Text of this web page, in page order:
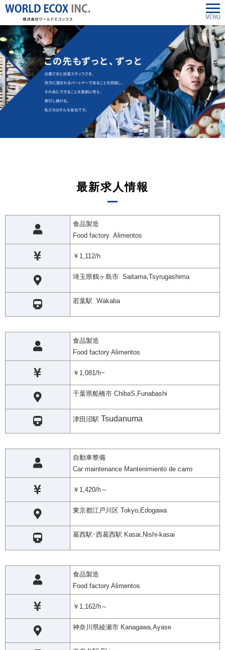
最新求人情報
食品製造
Food factory Alimentos
￥1,112/h
埼玉県鶴ヶ島市 Saitama,Tsyrugashima
若葉駅 Wakaba
食品製造
Food factory Alimentos
￥1,081/h~
千葉県船橋市 ChibaS,Funabashi
津田沼駅 Tsudanuma
自動車整備
Car maintenance Mantenimiento de carro
￥1,420/h～
東京都江戸川区 Tokyo,Edogawa
葛西駅･西葛西駅 Kasai,Nishi-kasai
食品製造
Food factory Alimentos
￥1,162/h～
神奈川県綾瀬市 Kanagawa,Ayase